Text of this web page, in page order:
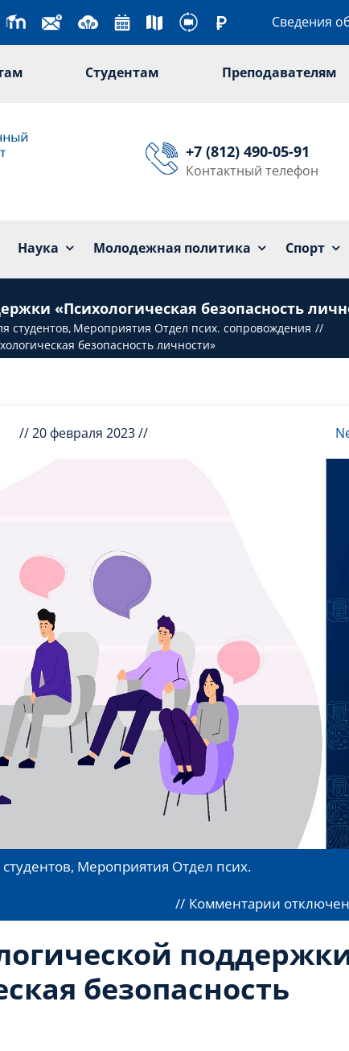
Сведения
Студентам Преподавателям
+7 (812) 490-05-91
Контактный телефон
Наука Молодежная политика Спорт
Университет Образование
«Психологическая безопасность
студентов Мероприятия Отдел псих. сопровождения
безопасность личности»
// 20 февраля 2023 //
, Мероприятия Отдел псих.
// Комментариик
записи
безопасность